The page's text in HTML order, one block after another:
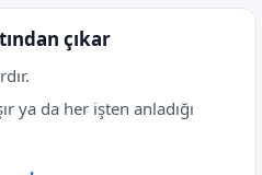
çıkar
ya da her işten anladığı